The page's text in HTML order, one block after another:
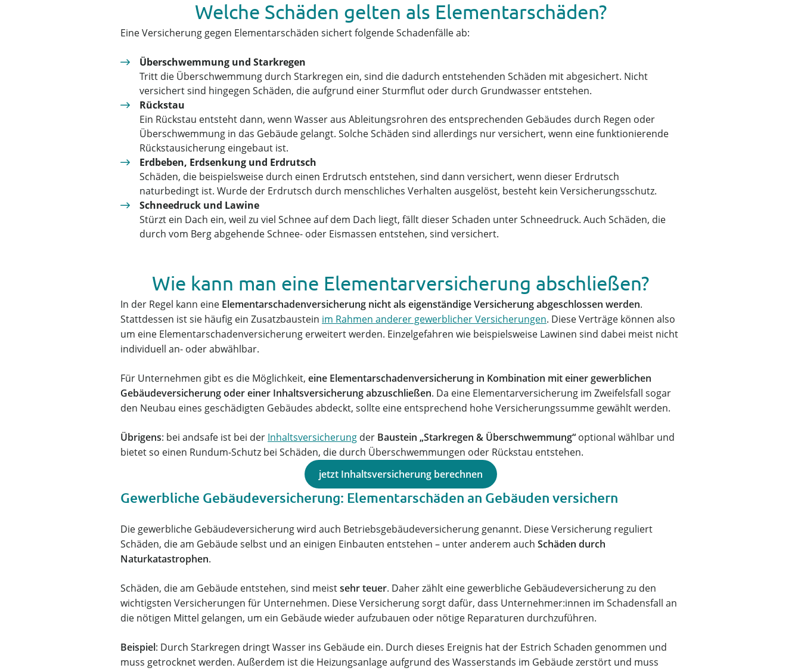
Welche Schäden gelten als Elementarschäden?
Eine Versicherung gegen Elementarschäden sichert folgende Schadenfälle ab:
Überschwemmung und Starkregen
Tritt die Überschwemmung durch Starkregen ein, sind die dadurch entstehenden Schäden mit abgesichert. Nicht
versichert sind hingegen Schäden, die aufgrund einer Sturmflut oder durch Grundwasser entstehen.
Rückstau
Ein Rückstau entsteht dann, wenn Wasser aus Ableitungsrohren des entsprechenden Gebäudes durch Regen oder
Überschwemmung in das Gebäude gelangt. Solche Schäden sind allerdings nur versichert, wenn eine funktionierende
Rückstausicherung eingebaut ist.
Erdbeben, Erdsenkung und Erdrutsch
Schäden, die beispielsweise durch einen Erdrutsch entstehen, sind dann versichert, wenn dieser Erdrutsch
naturbedingt ist. Wurde der Erdrutsch durch menschliches Verhalten ausgelöst, besteht kein Versicherungsschutz.
Schneedruck und Lawine
Stürzt ein Dach ein, weil zu viel Schnee auf dem Dach liegt, fällt dieser Schaden unter Schneedruck. Auch Schäden, die
durch vom Berg abgehende Schnee- oder Eismassen entstehen, sind versichert.
Wie kann man eine Elementarversicherung abschließen?
In der Regel kann eine Elementarschadenversicherung nicht als eigenständige Versicherung abgeschlossen werden.
Stattdessen ist sie häufig ein Zusatzbaustein im Rahmen anderer gewerblicher Versicherungen. Diese Verträge können also
um eine Elementarschadenversicherung erweitert werden. Einzelgefahren wie beispielsweise Lawinen sind dabei meist nicht
individuell an- oder abwählbar.
Für Unternehmen gibt es die Möglichkeit, eine Elementarschadenversicherung in Kombination mit einer gewerblichen
Gebäudeversicherung oder einer Inhaltsversicherung abzuschließen. Da eine Elementarversicherung im Zweifelsfall sogar
den Neubau eines geschädigten Gebäudes abdeckt, sollte eine entsprechend hohe Versicherungssumme gewählt werden.
Übrigens: bei andsafe ist bei der Inhaltsversicherung der Baustein „Starkregen & Überschwemmung“ optional wählbar und
bietet so einen Rundum-Schutz bei Schäden, die durch Überschwemmungen oder Rückstau entstehen.
jetzt Inhaltsversicherung berechnen
Gewerbliche Gebäudeversicherung: Elementarschäden an Gebäuden versichern
Die gewerbliche Gebäudeversicherung wird auch Betriebsgebäudeversicherung genannt. Diese Versicherung reguliert
Schäden, die am Gebäude selbst und an einigen Einbauten entstehen – unter anderem auch Schäden durch
Naturkatastrophen.
Schäden, die am Gebäude entstehen, sind meistsehr teuer. Daher zählt eine gewerbliche Gebäudeversicherung zu den
wichtigsten Versicherungen für Unternehmen. Diese Versicherung sorgt dafür, dass Unternehmer:innen im Schadensfall an
die nötigen Mittel gelangen, um ein Gebäude wieder aufzubauen oder nötige Reparaturen durchzuführen.
Beispiel: Durch Starkregen dringt Wasser ins Gebäude ein. Durch dieses Ereignis hat der Estrich Schaden genommen und
muss getrocknet werden. Außerdem ist die Heizungsanlage aufgrund des Wasserstands im Gebäude zerstört und muss